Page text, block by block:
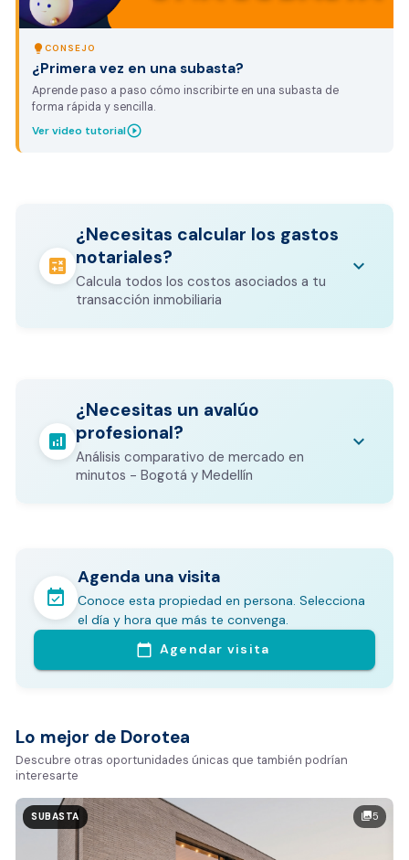
lightbulb CONSEJO
¿Primera vez en una subasta?
Aprende paso a paso cómo inscribirte en una subasta de
forma rápida y sencilla.
Ver video tutorialplay_circle_outline
calculate
¿Necesitas calcular los gastos
notariales?
Calcula todos los costos asociados a tu
transacción inmobiliaria
keyboard_arrow_down
Los gastos notariales incluyen
otros costos legales que varían según el
valor del inmueble.
CALCULADORA DE GASTOS NOTARIALES
analytics
¿Necesitas un avalúo
profesional?
Análisis comparativo de mercado en
minutos - Bogotá y Medellín
keyboard_arrow_down
En pocos minutos avalúa con este Análisis
Comparativo de Mercado (inicialmente
Bogotá y Medellín)
Análisis basado en datos reales:
Tiempo promedio de venta en la zona
Rango de precios de arriendo en el sector
Valor exclusivo para clientes de Dorotea:
20.000 COP
event_available
Agenda una visita
Conoce esta propiedad en persona. Selecciona
el día y hora que más te convenga.
calendar_today Agendar visita
Lo mejor de Dorotea
Descubre otras oportunidades únicas que también podrían
interesarte
photo_library5
SUBASTA